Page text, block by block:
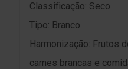
Classificação: Seco
Tipo: Branco
Harmonização: Frutos
carnes brancas e